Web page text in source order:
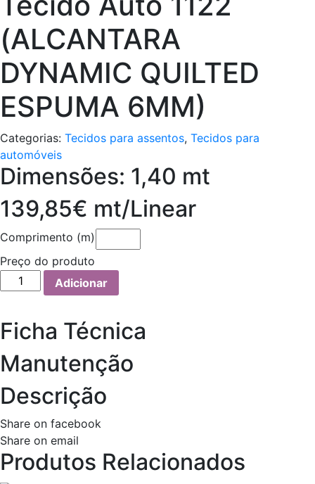
(ALCANTARA
DYNAMIC QUILTED
ESPUMA 6MM)
Categorias: Tecidos para assentos, Tecidos para
automóveis
Dimensões: 1,40 mt
139,85€ mt/Linear
Comprimento (m)
Preço do produto
Quantidade
de
Auto
(ALCANTARA
QUILTED
6MM)
Adicionar
Ficha Técnica
Manutenção
Descrição
Share on facebook
Share on email
Produtos Relacionados